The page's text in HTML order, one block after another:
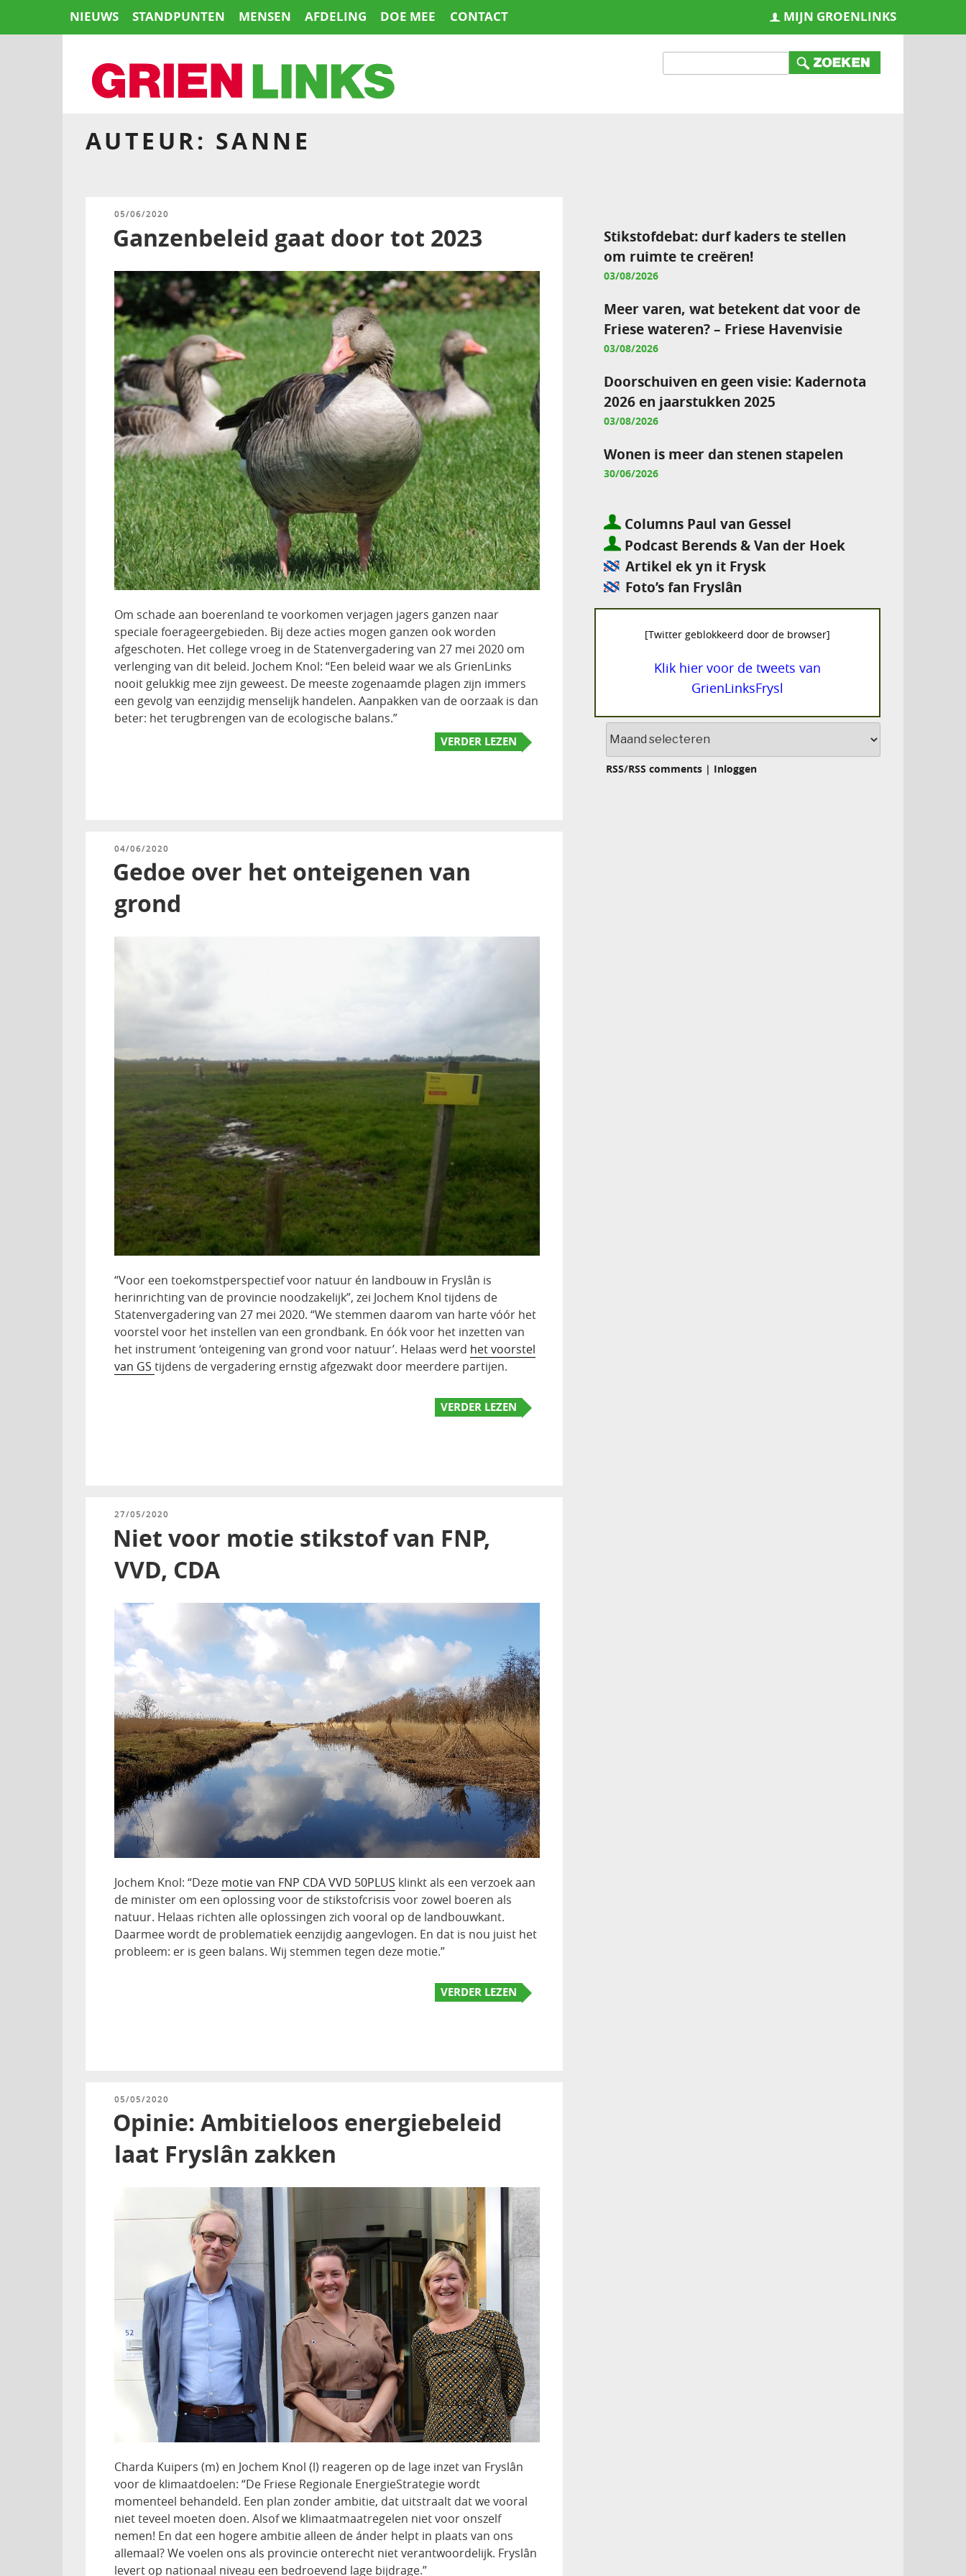
NIEUWS STANDPUNTEN MENSEN AFDELING DOE MEE CONTACT MIJN GROENLINKS
HOME
AUTEUR: SANNE
GEPLAATST
05/06/2020
Ganzenbeleid gaat door tot 2023
Om schade aan boerenland te voorkomen verjagen jagers ganzen naar
speciale foerageergebieden. Bij deze acties mogen ganzen ook worden
afgeschoten. Het college vroeg in de Statenvergadering van 27 mei 2020 om
verlenging van dit beleid. Jochem Knol: “Een beleid waar we als GrienLinks
nooit gelukkig mee zijn geweest. De meeste zogenaamde plagen zijn immers
een gevolg van eenzijdig menselijk handelen. Aanpakken van de oorzaak is dan
beter: het terugbrengen van de ecologische balans.”
VERDER LEZEN
GEPLAATST
04/06/2020
Gedoe over het onteigenen van
grond
“Voor een toekomstperspectief voor natuur én landbouw in Fryslân is
herinrichting van de provincie noodzakelijk”, zei Jochem Knol tijdens de
Statenvergadering van 27 mei 2020. “We stemmen daarom van harte vóór het
voorstel voor het instellen van een grondbank. En óók voor het inzetten van
het instrument ‘onteigening van grond voor natuur’. Helaas werd het voorstel
van GS tijdens de vergadering ernstig afgezwakt door meerdere partijen.
VERDER LEZEN
GEPLAATST
27/05/2020
Niet voor motie stikstof van FNP,
VVD, CDA
Jochem Knol: “Deze motie van FNP CDA VVD 50PLUS klinkt als een verzoek aan
de minister om een oplossing voor de stikstofcrisis voor zowel boeren als
natuur. Helaas richten alle oplossingen zich vooral op de landbouwkant.
Daarmee wordt de problematiek eenzijdig aangevlogen. En dat is nou juist het
probleem: er is geen balans. Wij stemmen tegen deze motie.”
VERDER LEZEN
GEPLAATST
05/05/2020
Opinie: Ambitieloos energiebeleid
laat Fryslân zakken
Charda Kuipers (m) en Jochem Knol (l) reageren op de lage inzet van Fryslân
voor de klimaatdoelen: “De Friese Regionale EnergieStrategie wordt
momenteel behandeld. Een plan zonder ambitie, dat uitstraalt dat we vooral
niet teveel moeten doen. Alsof we klimaatmaatregelen niet voor onszelf
nemen! En dat een hogere ambitie alleen de ánder helpt in plaats van ons
allemaal? We voelen ons als provincie onterecht niet verantwoordelijk. Fryslân
levert op nationaal niveau een bedroevend lage bijdrage.”
Stikstofdebat: durf kaders te stellen
om ruimte te creëren!
03/08/2026
Meer varen, wat betekent dat voor de
Friese wateren? – Friese Havenvisie
03/08/2026
Doorschuiven en geen visie: Kadernota
2026 en jaarstukken 2025
03/08/2026
Wonen is meer dan stenen stapelen
30/06/2026
Columns Paul van Gessel
Podcast Berends & Van der Hoek
Artikel ek yn it Frysk
Foto’s fan Fryslân
[Twitter geblokkeerd door de browser]
Klik hier voor de tweets van
GrienLinksFrysl
RSS/RSS comments| Inloggen